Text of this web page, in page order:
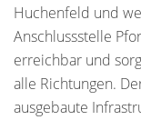
Huchenfeld und
Anschlussstelle
erreichbar und
alle Richtungen.
ausgebaute